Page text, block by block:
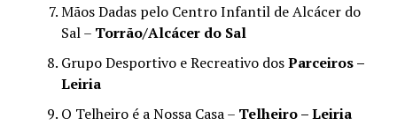
Mãos Dadas pelo Centro Infantil de Alcácer do
Sal – Torrão/Alcácer do Sal
Grupo Desportivo e Recreativo dosParceiros –
Leiria
O Telheiro é a Nossa Casa – Telheiro – Leiria